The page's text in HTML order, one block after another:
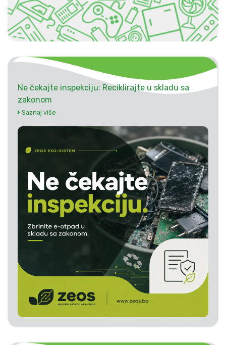
Ne čekajte inspekciju: Reciklirajte u skladu sa
zakonom
Saznaj više